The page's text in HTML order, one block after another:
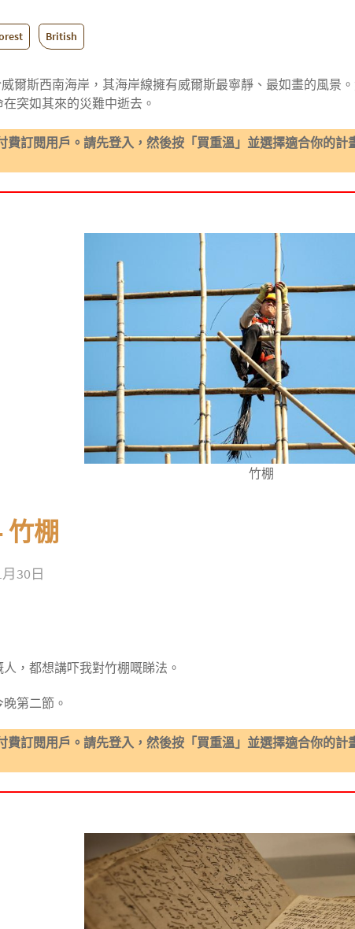
British
威爾斯西南海岸，其海岸線擁有威爾斯最寧靜、最如畫的風景
突如其來的災難中逝去。
費訂閱用戶。請先登入，然後按「買重溫」並選擇適合你的計
竹棚
竹棚
30日
，都想講吓我對竹棚嘅睇法。
第二節。
費訂閱用戶。請先登入，然後按「買重溫」並選擇適合你的計